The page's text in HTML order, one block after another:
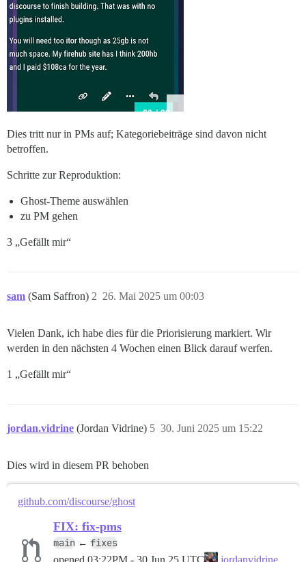
Dies tritt nur in PMs auf; Kategoriebeiträge sind davon nicht
betroffen.
Schritte zur Reproduktion:
Ghost-Theme auswählen
zu PM gehen
3 „Gefällt mir“
sam (Sam Saffron) 26. Mai 2025 um 00:03
2
Vielen Dank, ich habe dies für die Priorisierung markiert. Wir
werden in den nächsten 4 Wochen einen Blick darauf werfen.
1 „Gefällt mir“
jordan.vidrine (Jordan Vidrine) 30. Juni 2025 um 15:22
5
Dies wird in diesem PR behoben
github.com/discourse/ghost
FIX: fix-pms
main ← fixes
opened 03:22PM - 30 Jun 25 UTC